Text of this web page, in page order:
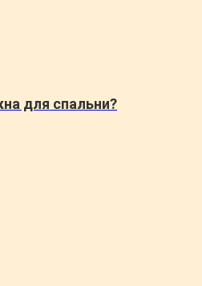
для спальни?